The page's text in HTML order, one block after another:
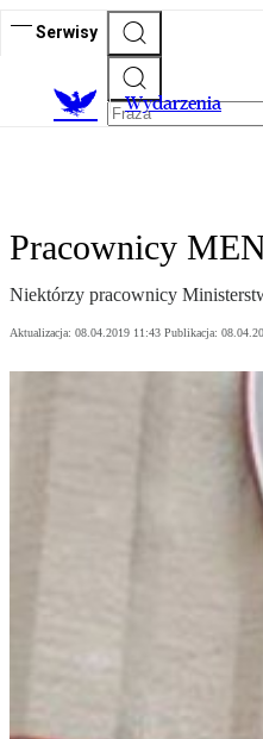
Serwisy
Wydarzenia
Pracownicy
Niektórzy pracownicy
Aktualizacja: 08.04.2019 11:43 Publikacja: